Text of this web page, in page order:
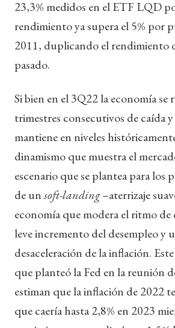
23,3% medidos en el ETF LQD
rendimiento ya supera el 5% por
2011, duplicando el rendimiento
pasado.
Si bien en el 3Q22 la economía se
trimestres consecutivos de caída y
mantiene en niveles
dinamismo que muestra el
escenario que se plantea para los
de unsoft-landing–aterrizaje
economía que modera el ritmo
leve incremento del desempleo y
desaceleración de la inflación.
que planteó la Fed en la reunión
estiman que la inflación de 2022
que caería hasta 2,8% en 2023